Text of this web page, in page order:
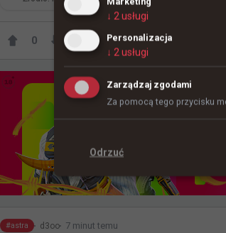
0
#astra d3oo 7 minut temu
↓ 2usługi
Personalizacja
↓ 2usługi
Zarządzaj zgodami
Za pomocą tego przycisku
Odrzuć